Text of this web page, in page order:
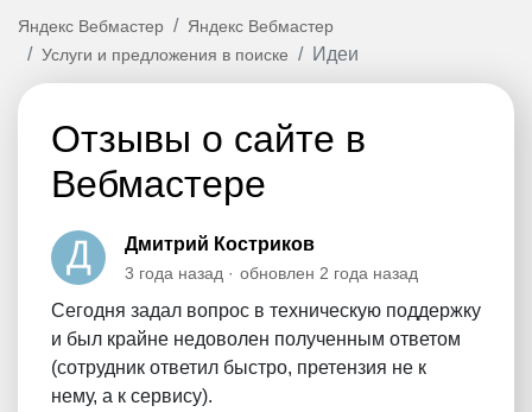
Яндекс Вебмастер
Яндекс Вебмастер
Услуги и предложения в поиске
Идеи
Отзывы о сайте в
Вебмастере
Дмитрий Костриков
3 года назад обновлен 2 года назад
Сегодня задал вопрос в техническую поддержку
и был крайне недоволен полученным ответом
(сотрудник ответил быстро, претензия не к
нему, а к сервису).